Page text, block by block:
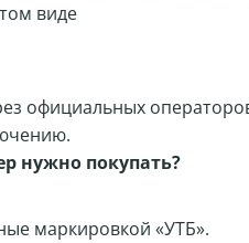
виде
официальных
нужно покупать?
маркировкой «УТБ».